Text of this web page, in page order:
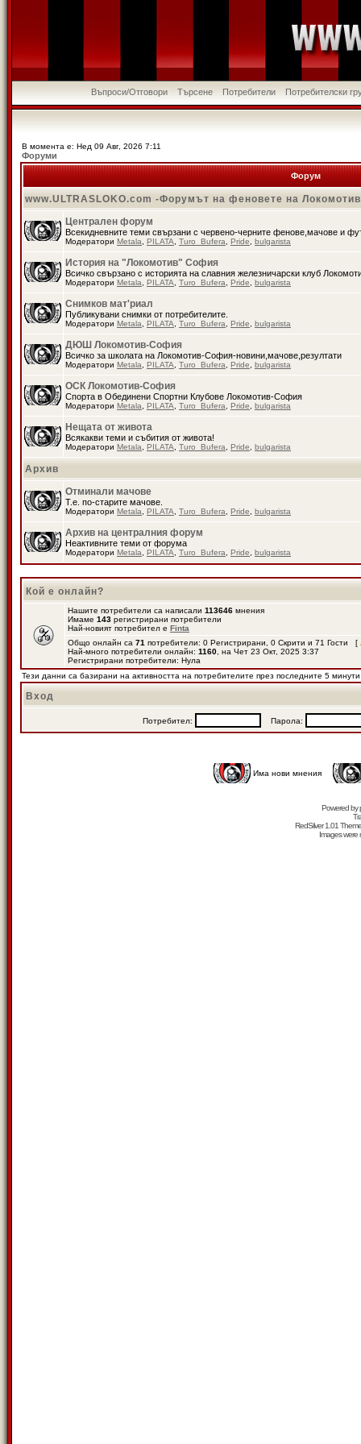
Въпроси/Отговори Търсене Потребители Потребителски
В момента е: Нед 09 Авг, 2026 7:11
Форуми
Форум
www.ULTRASLOKO.com -Форумът на феновете на
Централен форум
Всекидневните теми свързани с червено-черните фенове,мачове и
Модератори Metala PILATA Turo_Bufera Pride bulgarista
История на "Локомотив" София
Всичко свързано с историята на славния железничарски клуб
Модератори Metala PILATA Turo_Bufera Pride bulgarista
Снимков мат'риал
Публикувани снимки от потребителите.
Модератори Metala PILATA Turo_Bufera Pride bulgarista
ДЮШ Локомотив-София
Всичко за школата на Локомотив-София-новини,мачове,резултати
Модератори Metala PILATA Turo_Bufera Pride bulgarista
ОСК Локомотив-София
Спорта в Обединени Спортни Клубове Локомотив-София
Модератори Metala PILATA Turo_Bufera Pride bulgarista
Нещата от живота
Всякакви теми и събития от живота!
Модератори Metala PILATA Turo_Bufera Pride bulgarista
Архив
Отминали мачове
Т.е. по-старите мачове.
Модератори Metala PILATA Turo_Bufera Pride bulgarista
Архив на централния форум
Неактивните теми от форума
Модератори Metala PILATA Turo_Bufera Pride bulgarista
Кой е онлайн?
Нашите потребители са написали 113646 мнения
Имаме 143 регистрирани потребители
Най-новият потребител е Finta
Общо онлайн са 71 потребители: 0 Регистрирани, 0 Скрити и 71 Гости [
Най-много потребители онлайн: 1160 , на Чет 23 Окт, 2025 3:37
Регистрирани потребители: Нула
Тези данни са базирани на активността на потребителите през последните 5 минути
Вход
Потребител: Парола:
Има нови мнения
Powered by
RedSilver 1.01
Images were